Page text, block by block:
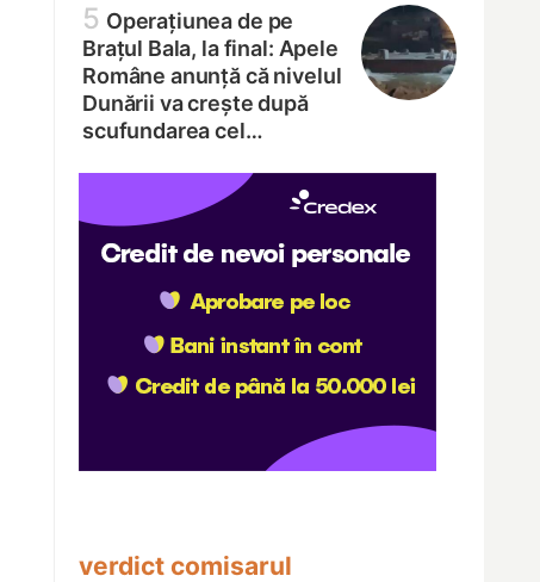
5 Operațiunea de pe
Brațul Bala, la final: Apele
Române anunță că nivelul
Dunării va crește după
scufundarea cel…
verdict comisarul